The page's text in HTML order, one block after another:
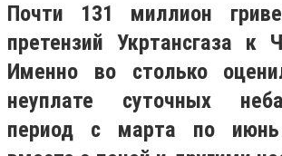
Почти 131 миллион
претензий Укртансгаза к
Именно во столько
неуплате суточных
период с марта по